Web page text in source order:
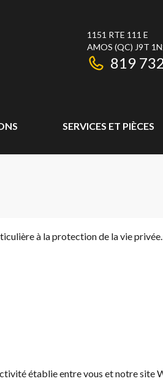
1151 RTE 111 E
AMOS (QC) J9T
819
SERVICES ET PIÈCES
à la protection de la vie privée.
établie entre vous et notre site